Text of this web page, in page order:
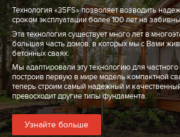
Технология «35FS» позволяет возводить
сроком эксплуатации более 100 лет на
Эта технология существует много лет в
большая часть домов, в которых мы с Вами
бетонных сваях.
Мы адаптировали эту технологию для
построив первую в мире модель компактной
теперь строим самый надежный и
превосходит другие типы фундамента.
Узнайте больше